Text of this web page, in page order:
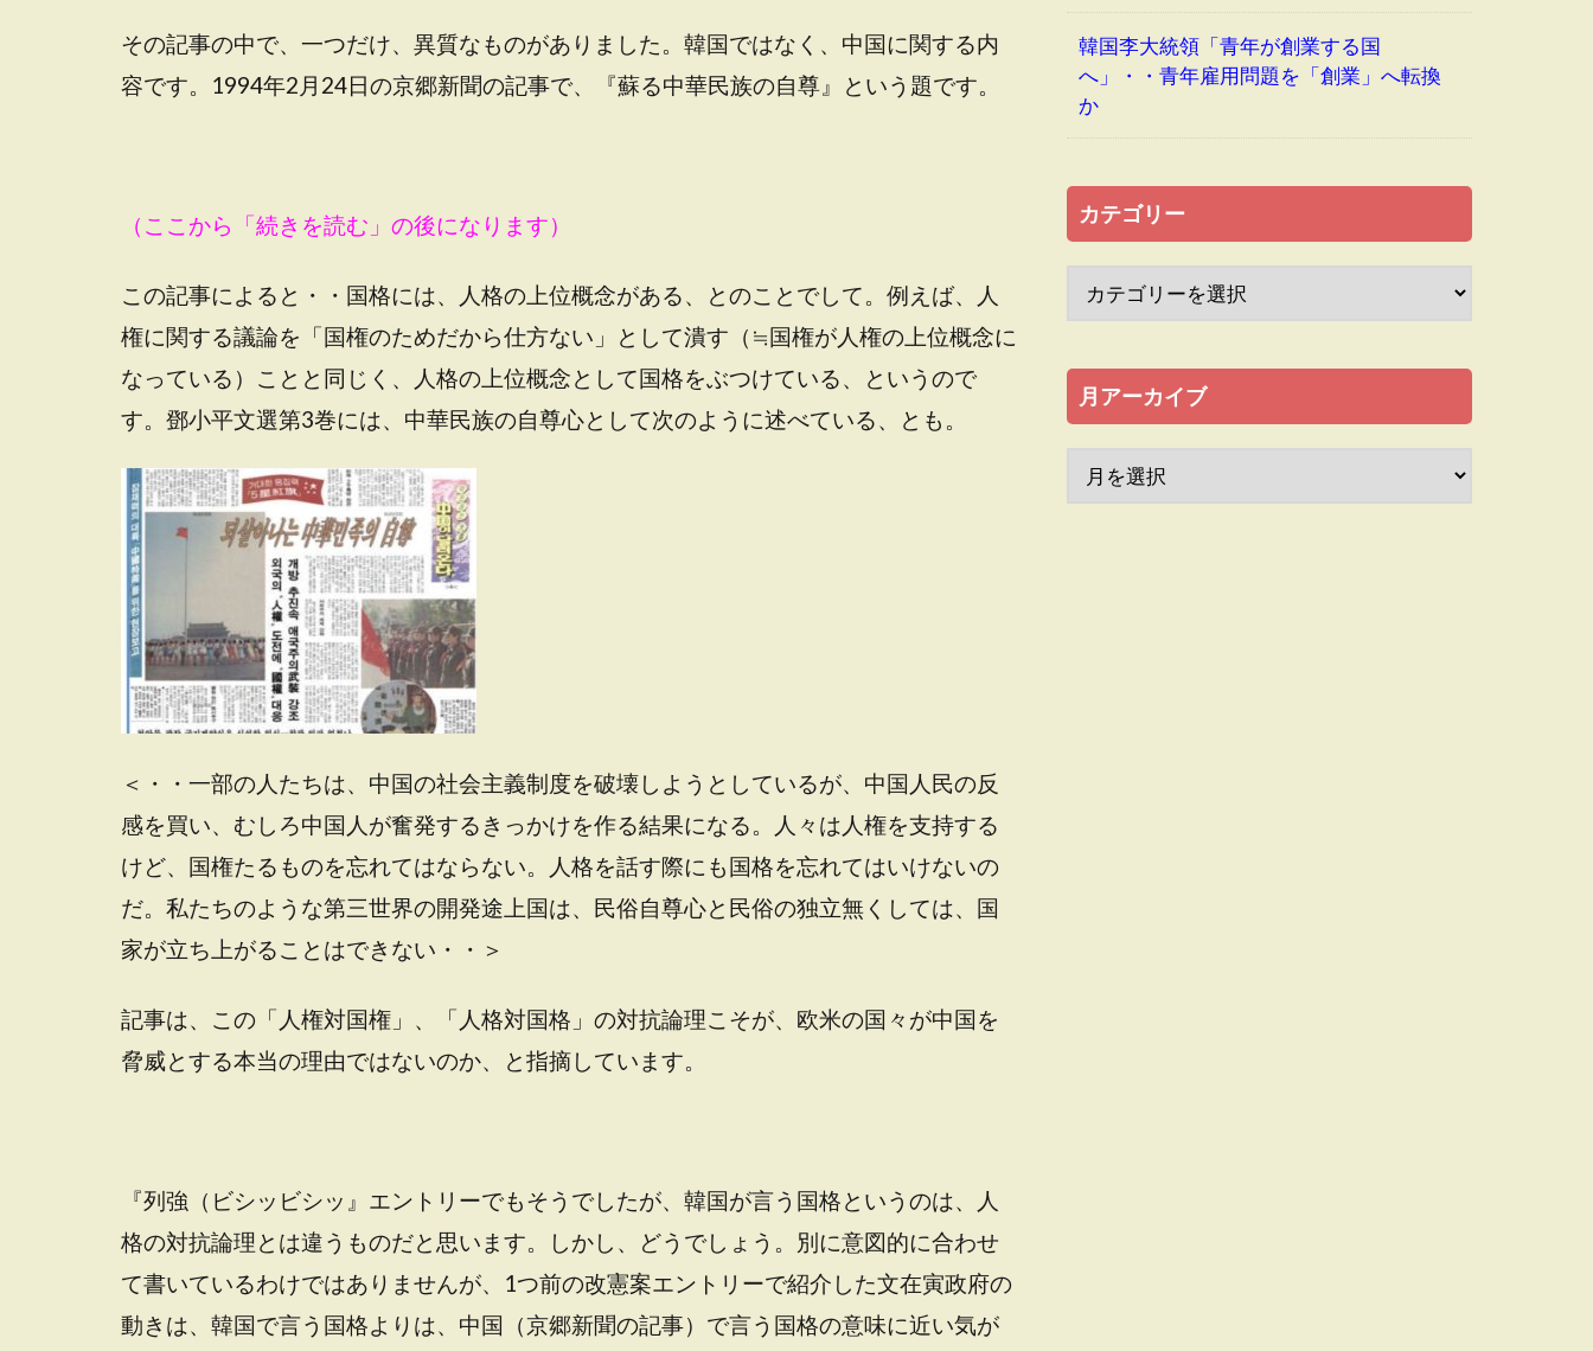
その記事の中で、一つだけ、異質なものがありました。韓国ではなく、中国に関する内
容です。1994年2月24日の京郷新聞の記事で、『蘇る中華民族の自尊』という題です。
（ここから「続きを読む」の後になります）
この記事によると・・国格には、人格の上位概念がある、とのことでして。例えば、人
権に関する議論を「国権のためだから仕方ない」として潰す（≒国権が人権の上位概念に
なっている）ことと同じく、人格の上位概念として国格をぶつけている、というので
す。鄧小平文選第3巻には、中華民族の自尊心として次のように述べている、とも。
＜・・一部の人たちは、中国の社会主義制度を破壊しようとしているが、中国人民の反
感を買い、むしろ中国人が奮発するきっかけを作る結果になる。人々は人権を支持する
けど、国権たるものを忘れてはならない。人格を話す際にも国格を忘れてはいけないの
だ。私たちのような第三世界の開発途上国は、民俗自尊心と民俗の独立無くしては、国
家が立ち上がることはできない・・＞
記事は、この「人権対国権」、「人格対国格」の対抗論理こそが、欧米の国々が中国を
脅威とする本当の理由ではないのか、と指摘しています。
『列強（ビシッビシッ』エントリーでもそうでしたが、韓国が言う国格というのは、人
格の対抗論理とは違うものだと思います。しかし、どうでしょう。別に意図的に合わせ
て書いているわけではありませんが、1つ前の改憲案エントリーで紹介した文在寅政府の
動きは、韓国で言う国格よりは、中国（京郷新聞の記事）で言う国格の意味に近い気が
韓国李大統領「青年が創業する国
へ」・・青年雇用問題を「創業」へ転換
か
カテゴリー
月アーカイブ